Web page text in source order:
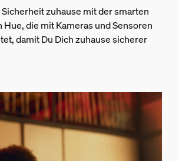
zuhause mit der smarten
Hue, die mit Kameras und Sensoren
damit Du Dich zuhause sicherer